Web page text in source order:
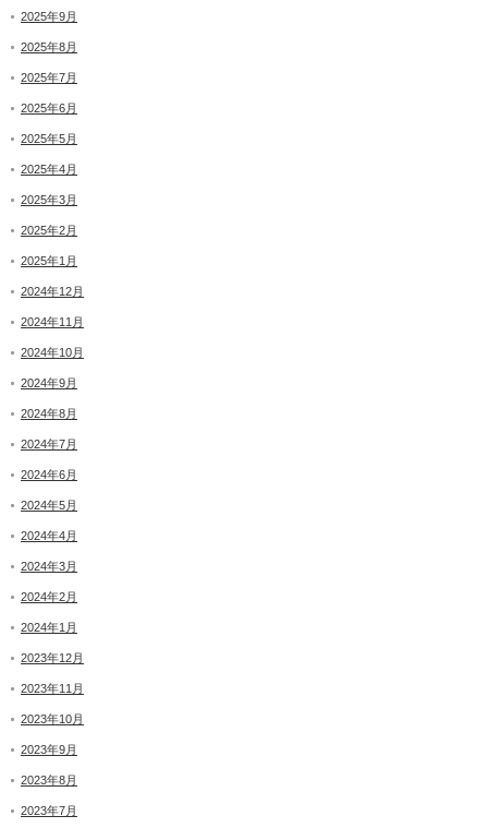
2025年9月
2025年8月
2025年7月
2025年6月
2025年5月
2025年4月
2025年3月
2025年2月
2025年1月
2024年12月
2024年11月
2024年10月
2024年9月
2024年8月
2024年7月
2024年6月
2024年5月
2024年4月
2024年3月
2024年2月
2024年1月
2023年12月
2023年11月
2023年10月
2023年9月
2023年8月
2023年7月